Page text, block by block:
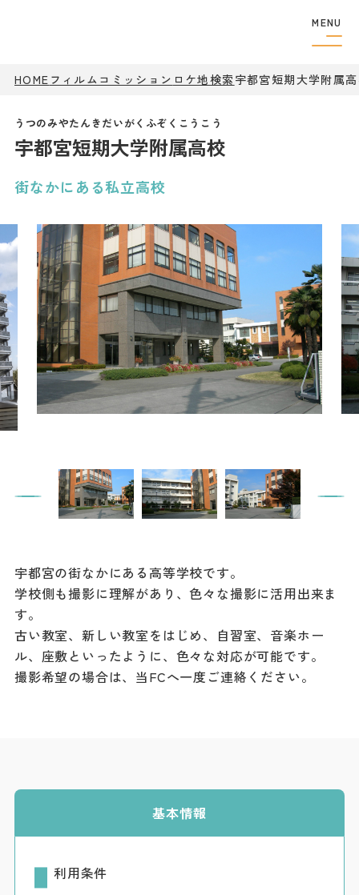
MENU
HOME フィルムコミッション ロケ地検索 宇都宮短期大学附属
宇都宮短期大学附属高校
街なかにある私立高校
宇都宮の街なかにある高等学校です。
学校側も撮影に理解があり、色々な撮影に活用出来ま
す。
古い教室、新しい教室をはじめ、自習室、音楽ホー
ル、座敷といったように、色々な対応が可能です。
撮影希望の場合は、当FCへ一度ご連絡ください。
基本情報
利用条件
フィルムコミッショ
制作者の
撮影実績
観光案内
特集
餃子
グルメ
イベント
モデルコース
アクセス
Languag
e
フォトダウン
ロード